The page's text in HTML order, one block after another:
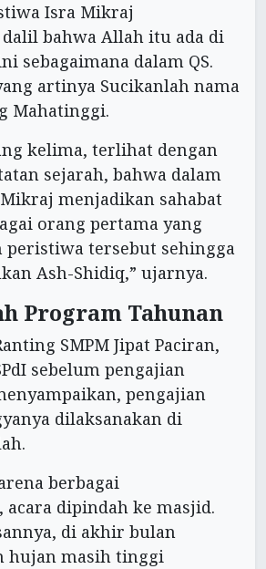
Isra Mikraj
bahwa Allah itu ada di
sebagaimana dalam QS.
artinya Sucikanlah nama
Mahatinggi.
kelima, terlihat dengan
sejarah, bahwa dalam
menjadikan sahabat
orang pertama yang
peristiwa tersebut sehingga
Ash-Shidiq,” ujarnya.
Program Tahunan
SMPM Jipat Paciran,
sebelum pengajian
pengajian
dilaksanakan di
berbagai
dipindah ke masjid.
di akhir bulan
hujan masih tinggi